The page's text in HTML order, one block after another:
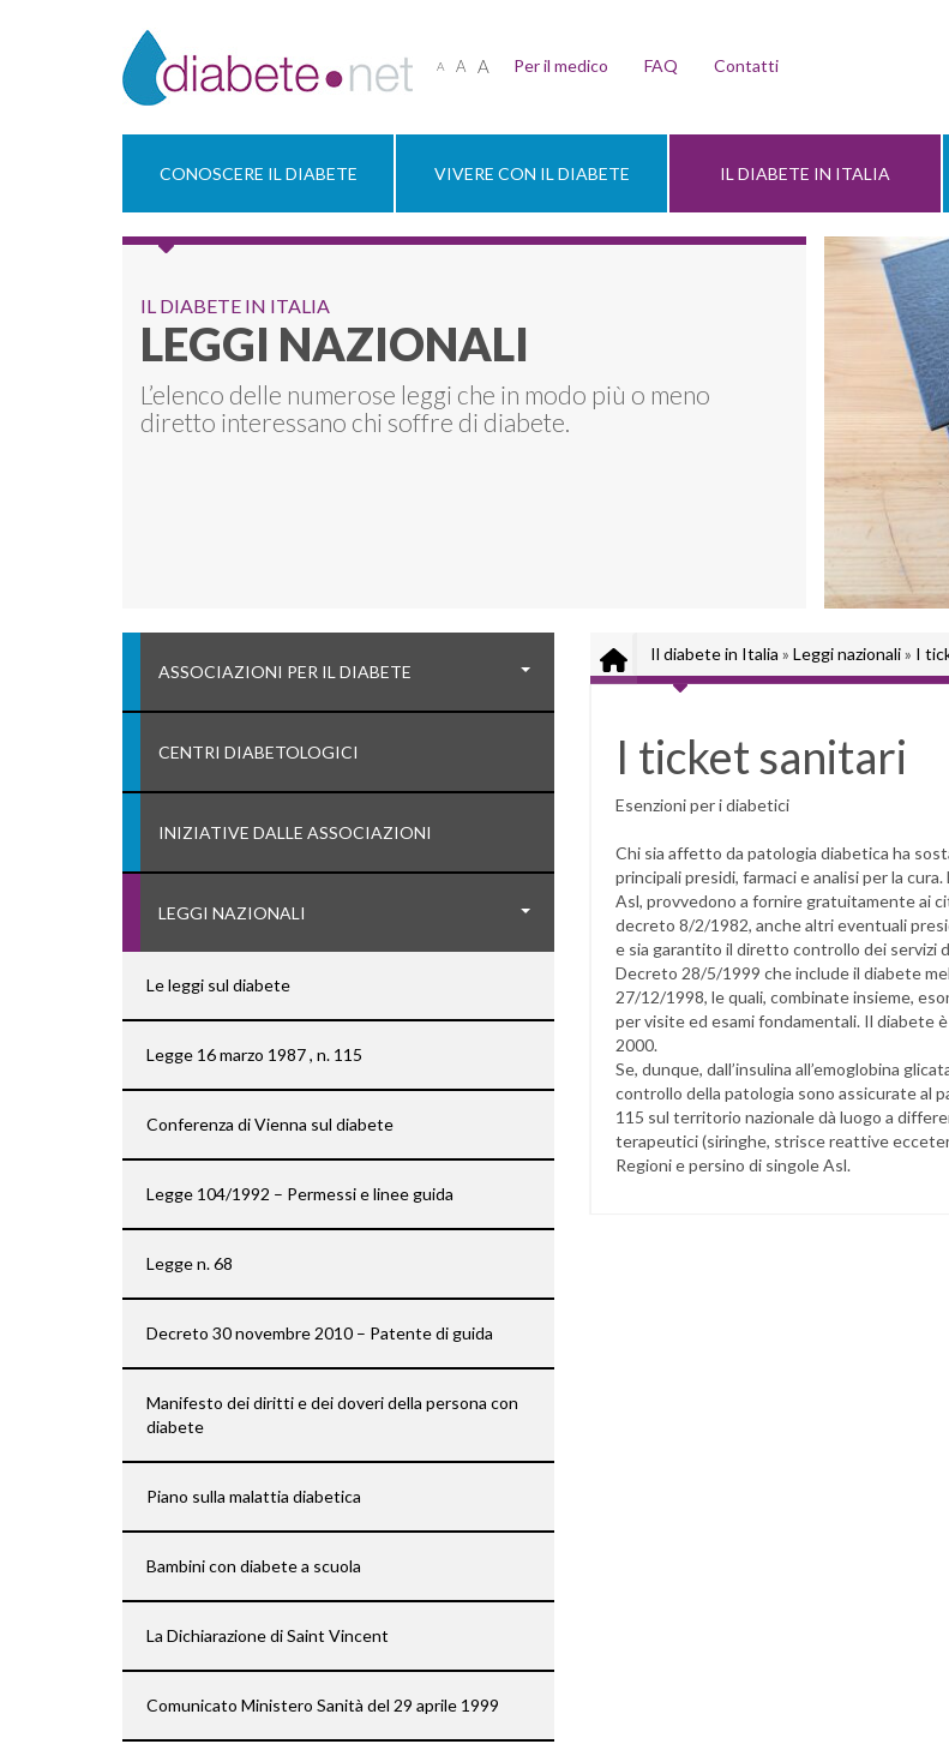
A A A Per il medico FAQ Contatti
CONOSCERE IL DIABETE VIVERE CON IL DIABETE IL DIABETE IN ITALIA
IL DIABETE IN ITALIA
LEGGI NAZIONALI
L’elenco delle numerose leggi che in modo più o meno
diretto interessano chi soffre di diabete.
ASSOCIAZIONI PER IL DIABETE
CENTRI DIABETOLOGICI
INIZIATIVE DALLE ASSOCIAZIONI
LEGGI NAZIONALI
Le leggi sul diabete
Legge 16 marzo 1987 , n. 115
Conferenza di Vienna sul diabete
Legge 104/1992 – Permessi e linee guida
Legge n. 68
Decreto 30 novembre 2010 – Patente di guida
Manifesto dei diritti e dei doveri della persona con
diabete
Piano sulla malattia diabetica
Bambini con diabete a scuola
La Dichiarazione di Saint Vincent
Comunicato Ministero Sanità del 29 aprile 1999
Il diabete in Italia » Leggi nazionali» I
I ticket sanitari
Esenzioni per i diabetici
Chi sia affetto da patologia diabetica ha
principali presidi, farmaci e analisi per la
Asl, provvedono a fornire gratuitamente ai
decreto 8/2/1982, anche altri eventuali
e sia garantito il diretto controllo dei servizi
Decreto 28/5/1999 che include il diabete
27/12/1998, le quali, combinate insieme,
per visite ed esami fondamentali. Il diabete
2000.
Se, dunque, dall’insulina all’emoglobina
controllo della patologia sono assicurate al
115 sul territorio nazionale dà luogo a
terapeutici (siringhe, strisce reattive
Regioni e persino di singole Asl.